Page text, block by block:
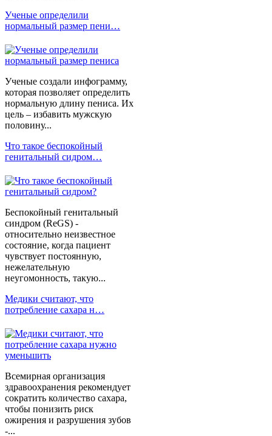
Ученые определили
нормальный размер пени…
Ученые создали инфограмму,
которая позволяет определить
нормальную длину пениса. Их
цель – избавить мужскую
половину...
Что такое беспокойный
генитальный сидром…
Беспокойный генитальный
синдром (ReGS) -
относительно неизвестное
состояние, когда пациент
чувствует постоянную,
нежелательную
неугомонность, такую...
Медики считают, что
потребление сахара н…
Всемирная организация
здравоохранения рекомендует
сократить количество сахара,
чтобы понизить риск
ожирения и разрушения зубов
-...